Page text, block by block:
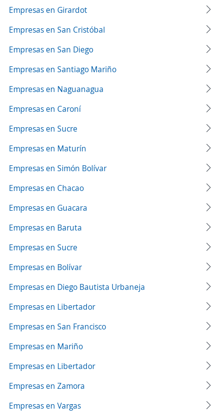
Empresas en Girardot
Empresas en San Cristóbal
Empresas en San Diego
Empresas en Santiago Mariño
Empresas en Naguanagua
Empresas en Caroní
Empresas en Sucre
Empresas en Maturín
Empresas en Simón Bolívar
Empresas en Chacao
Empresas en Guacara
Empresas en Baruta
Empresas en Sucre
Empresas en Bolívar
Empresas en Diego Bautista Urbaneja
Empresas en Libertador
Empresas en San Francisco
Empresas en Mariño
Empresas en Libertador
Empresas en Zamora
Empresas en Vargas